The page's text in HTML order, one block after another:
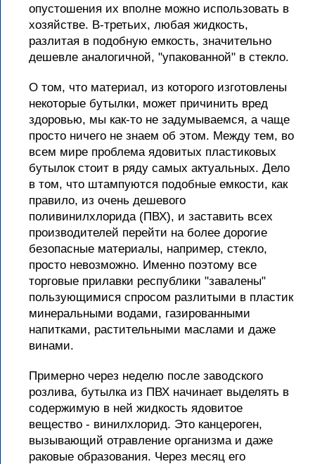
опустошения их вполне можно использовать в
хозяйстве. В-третьих, любая жидкость,
разлитая в подобную емкость, значительно
дешевле аналогичной, "упакованной" в стекло.
О том, что материал, из которого изготовлены
некоторые бутылки, может причинить вред
здоровью, мы как-то не задумываемся, а чаще
просто ничего не знаем об этом. Между тем, во
всем мире проблема ядовитых пластиковых
бутылок стоит в ряду самых актуальных. Дело
в том, что штампуются подобные емкости, как
правило, из очень дешевого
поливинилхлорида (ПВХ), и заставить всех
производителей перейти на более дорогие
безопасные материалы, например, стекло,
просто невозможно. Именно поэтому все
торговые прилавки республики "завалены"
пользующимися спросом разлитыми в пластик
минеральными водами, газированными
напитками, растительными маслами и даже
винами.
Примерно через неделю после заводского
розлива, бутылка из ПВХ начинает выделять в
содержимую в ней жидкость ядовитое
вещество - винилхлорид. Это канцероген,
вызывающий отравление организма и даже
раковые образования. Через месяц его